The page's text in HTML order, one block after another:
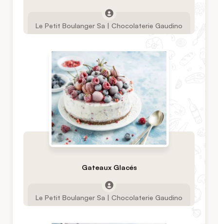
Le Petit Boulanger Sa | Chocolaterie Gaudino
Gateaux Glacés
Le Petit Boulanger Sa | Chocolaterie Gaudino